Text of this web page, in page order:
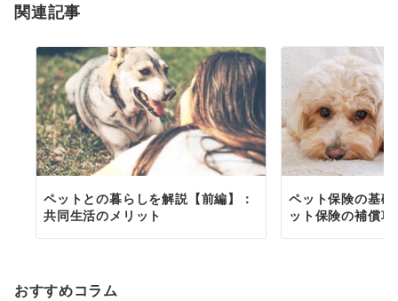
ョ
ン
関連記事
ペットとの暮らしを解説【前編】：
共同生活のメリット
ペット保険の基
ット保険の補償項
おすすめコラム